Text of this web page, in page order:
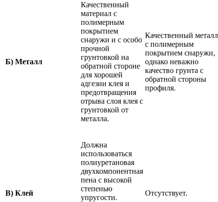
Б) Металл
Качественный
материал с
полимерным
покрытием
снаружи и с особо
прочной
грунтовкой на
обратной стороне
для хорошей
адгезии клея и
предотвращения
отрыва слоя клея с
грунтовкой от
металла.
Качественный металл
с полимерным
покрытием снаружи,
однако неважно
качество грунта с
обратной стороны
профиля.
В) Клей
Должна
использоваться
полиуретановая
двухкомпонентная
пена с высокой
степенью
упругости.
Отсутствует.